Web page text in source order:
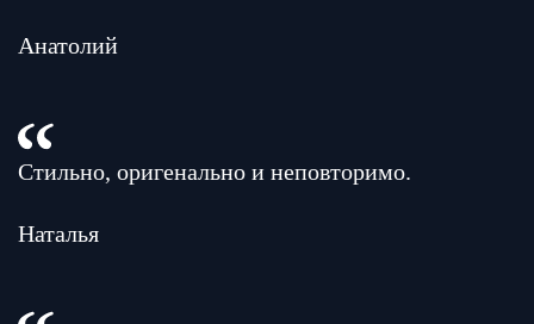
Анатолий
Стильно, оригенально и неповторимо.
Наталья